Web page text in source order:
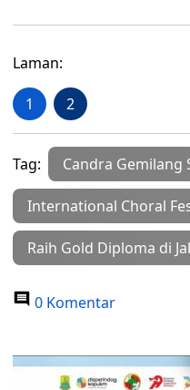
Laman:
1 2
Tag: Candra Gemilang
International Choral
Raih Gold Diploma di
0 Komentar